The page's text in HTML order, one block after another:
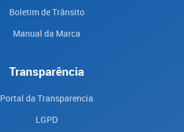
Boletim de Trânsito
Manual da Marca
Transparência
Portal da Transparencia
LGPD